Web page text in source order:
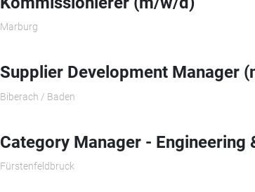
Marburg
Supplier Development Manager
Biberach / Baden
Category Manager -
Fürstenfeldbruck